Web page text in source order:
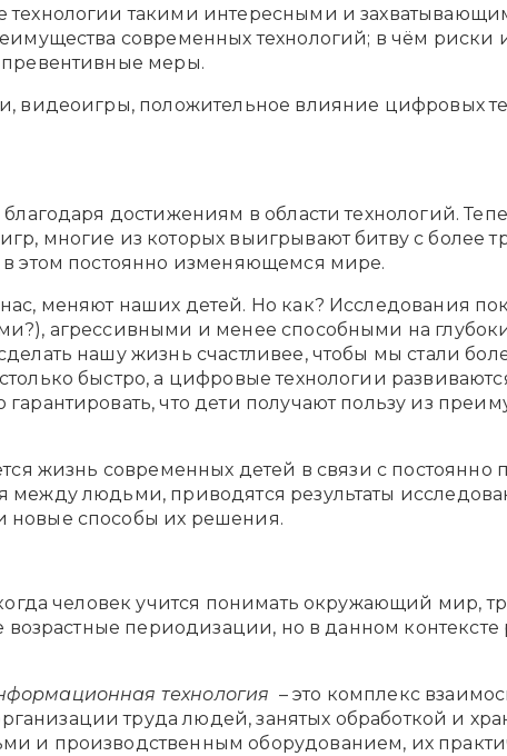
такими интересными и
современных технологий; в чём риски
превентивные меры.
видеоигры, положительное влияние цифровых
достижениям в области технологий.
многие из которых выигрывают битву с
этом постоянно изменяющемся мире.
меняют наших детей. Но как? Исследования
агрессивными и менее способными на
нашу жизнь счастливее, чтобы мы стали
быстро, а цифровые технологии
что дети получают пользу из
жизнь современных детей в связи с
людьми, приводятся результаты
новые способы их решения.
человек учится понимать окружающий мир,
периодизации, но в данном контексте
технология – это комплекс
труда людей, занятых обработкой и
и производственным оборудованием, их